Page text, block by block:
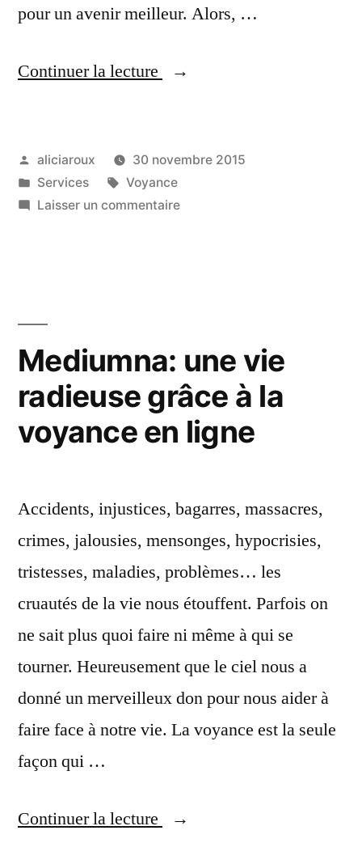
pour un avenir meilleur. Alors, …
Continuer la lecture
« Mediumna
la
clé
à
la
voyance
en
Publié
par
aliciaroux
30 novembre 2015
Publié
dans
Services Étiquettes :
Voyance
Laisser un commentairesur
votre
bonheur
grâce
ligne
Mediumna: une vie
radieuse grâce à la
voyance en ligne
Accidents, injustices, bagarres, massacres,
crimes, jalousies, mensonges, hypocrisies,
tristesses, maladies, problèmes… les
cruautés de la vie nous étouffent. Parfois on
ne sait plus quoi faire ni même à qui se
tourner. Heureusement que le ciel nous a
donné un merveilleux don pour nous aider à
faire face à notre vie. La voyance est la seule
façon qui …
Continuer la lecture
« Mediumna: